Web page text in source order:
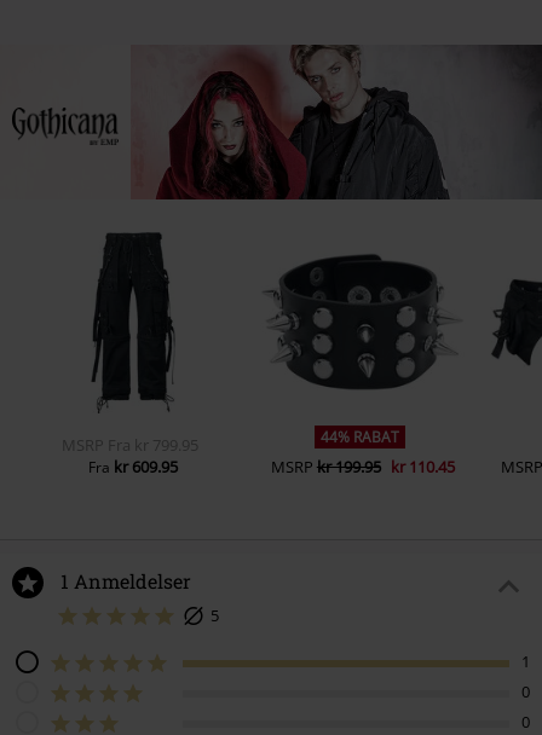
MSRP Fra kr 799.95
Fra kr 609.95
44% RABAT
MSRP kr 199.95 kr 110.45 MSRP
1 Anmeldelser
5
1
0
0